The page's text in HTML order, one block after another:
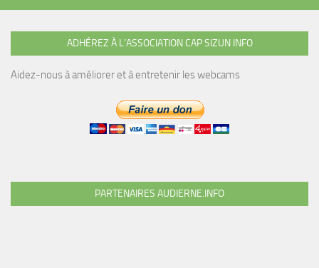
ADHÉREZ À L’ASSOCIATION CAP SIZUN INFO
Aidez-nous à améliorer et à entretenir les webcams
PARTENAIRES AUDIERNE.INFO